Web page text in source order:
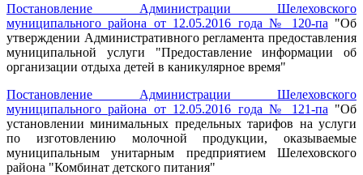
Постановление Администрации Шелеховского
муниципального района от 12.05.2016 года № 120-па "Об
утверждении Административного регламента предоставления
муниципальной услуги "Предоставление информации об
организации отдыха детей в каникулярное время"
Постановление Администрации Шелеховского
муниципального района от 12.05.2016 года № 121-па "Об
установлении минимальных предельных тарифов на услуги
по изготовлению молочной продукции, оказываемые
муниципальным унитарным предприятием Шелеховского
района "Комбинат детского питания"